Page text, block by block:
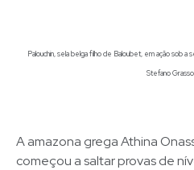
Palouchin, sela belga filho de Baloubet, em ação sob
Stefano
A amazona grega Athina
começou a saltar provas de